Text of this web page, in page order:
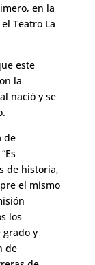
en la
Teatro La
este
la
nació y se
de
de historia,
el mismo
los
y
de